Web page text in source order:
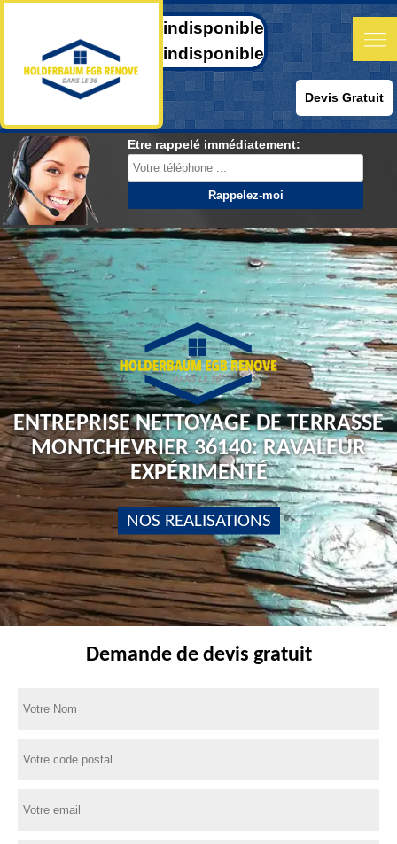
indisponible
indisponible
Devis Gratuit
Etre rappelé immédiatement:
ENTREPRISE NETTOYAGE DE TERRASSE
MONTCHEVRIER 36140: RAVALEUR
EXPÉRIMENTÉ
NOS REALISATIONS
Demande de devis gratuit